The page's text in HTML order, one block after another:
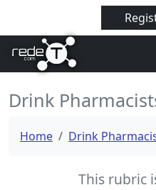
Drink
Home Drink
This rubric